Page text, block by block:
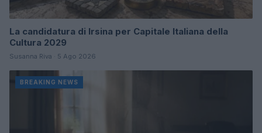
La candidatura di Irsina per Capitale Italiana della
Cultura 2029
Susanna Riva · 5 Ago 2026
BREAKING NEWS